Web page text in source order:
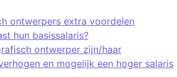
ontwerpers extra voordelen
hun basissalaris?
ontwerper zijn/haar
en mogelijk een hoger salaris